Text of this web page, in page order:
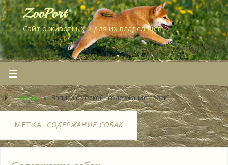
ZooPort
Сайт о животных и для их владельцев
Главная » Записи с меткой "содержание собак"
МЕТКА: СОДЕРЖАНИЕ СОБАК